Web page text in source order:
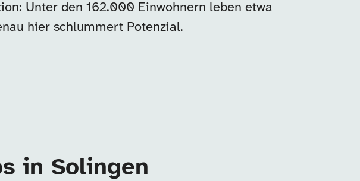
Unter den 162.000 Einwohnern leben etwa
hier schlummert Potenzial.
in Solingen